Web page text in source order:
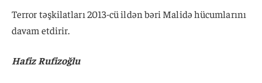
Terror təşkilatları 2013-cü ildən bəri Malidə hücumlarını
davam etdirir.
Hafiz Rufizoğlu